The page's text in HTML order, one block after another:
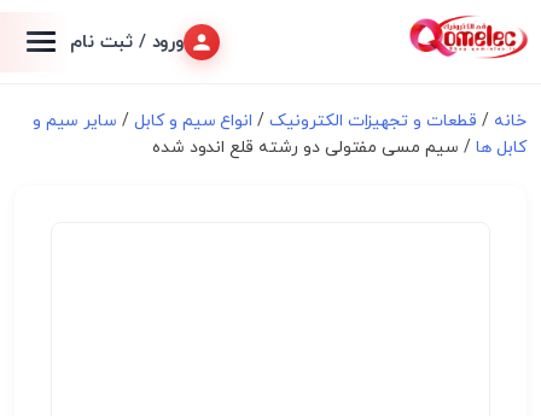
ورود / ثبت نام
خانه / قطعات و تجهیزات الکترونیک/ انواع سیم و کابل/ سایر سیم و
کابل ها / سیم مسی مفتولی دو رشته قلع اندود شده